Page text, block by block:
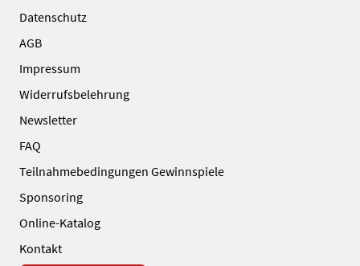
Datenschutz
AGB
Impressum
Widerrufsbelehrung
Newsletter
FAQ
Teilnahmebedingungen Gewinnspiele
Sponsoring
Online-Katalog
Kontakt